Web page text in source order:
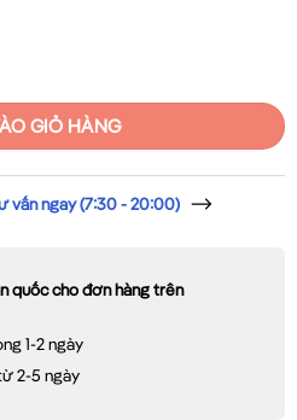
trắng MPE LLW-8T số lượng
GIỎ HÀNG
vấn ngay (7:30 - 20:00)
quốc cho đơn hàng trên
1-2 ngày
2-5 ngày